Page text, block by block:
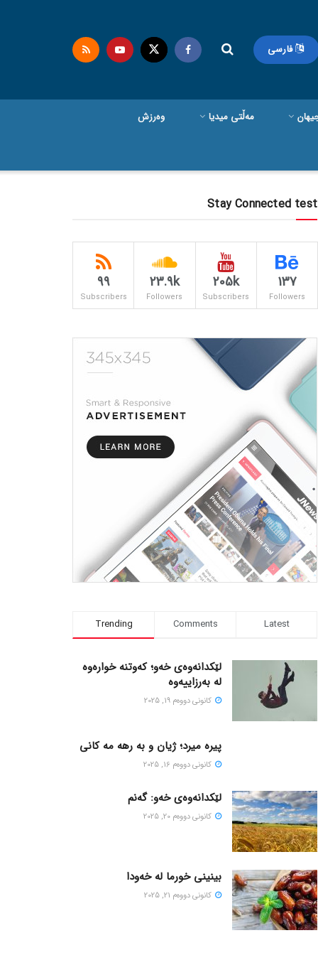
فارسی
مەڵتی میدیا وەرزش
Stay Connected test
137
Followers
205k
Subscribers
23.9k
Followers
99
Subscribers
Trending Comments Latest
لێکدانەوەی خەو؛ کەوتنە خوارەوە
لە بەرزاییەوە
كانونی دووه‌م 19, 2025
پیره میرد؛ ژیان و به رهه مه کانی
كانونی دووه‌م 16, 2025
لێکدانەوەی خەو: گەنم
كانونی دووه‌م 20, 2025
بینینی خورما لە خەودا
كانونی دووه‌م 21, 2025